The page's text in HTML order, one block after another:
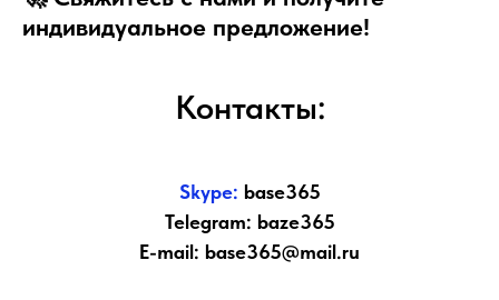
индивидуальное предложение!
Контакты:
Skype: base365
Telegram: baze365
E-mail: base365@mail.ru